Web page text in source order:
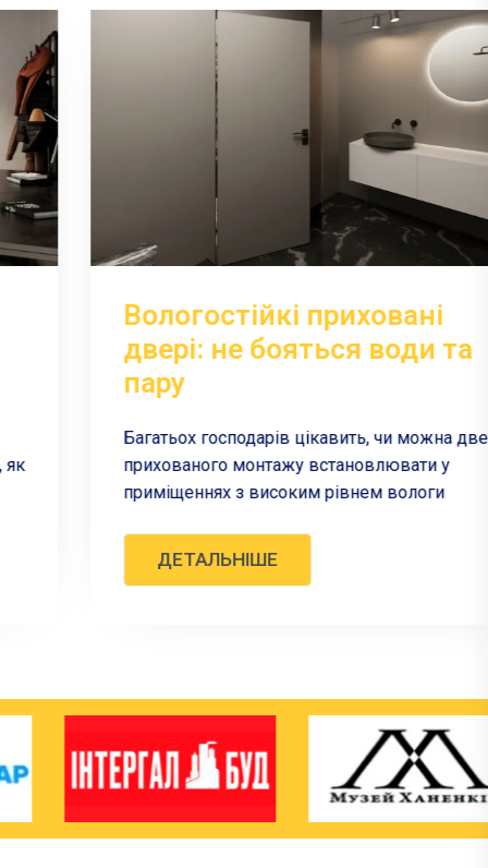
Вологостійкі приховані
двері: не бояться води та
Багатьох господарів цікавить, чи можна двері
прихованого монтажу встановлювати у
приміщеннях з високим рівнем вологи
ДЕТАЛЬНІШЕ